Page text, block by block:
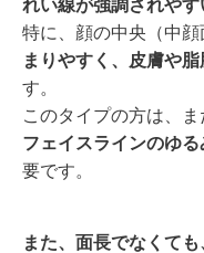
れい線が強調されやす
特に、顔の中央（中顔
まりやすく、皮膚や
す。
このタイプの方は、ま
フェイスラインのゆ
要です。
また、面長でなくて